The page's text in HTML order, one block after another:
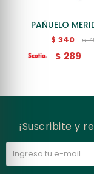
PAÑUELO
$ 340 $
$ 289
¡Suscribite y